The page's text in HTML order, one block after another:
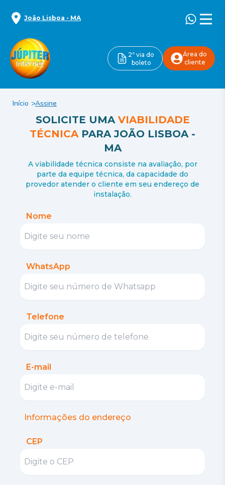
João Lisboa - MA
2ª via do
boleto
Área do
cliente
Início Assine
SOLICITE UMA VIABILIDADE
TÉCNICAPARAJOÃO LISBOA-
MA
A viabilidade técnica consiste na avaliação, por
parte da equipe técnica, da capacidade do
provedor atender o cliente em seu endereço de
instalação.
Nome
WhatsApp
Telefone
E-mail
Informações do endereço
CEP